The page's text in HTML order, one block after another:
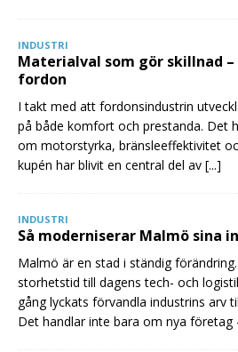
INDUSTRI
Materialval som gör skillnad
fordon
I takt med att fordonsindustrin
på både komfort och prestanda. Det
om motorstyrka, bränsleeffektivitet
kupén har blivit en central del av [...]
INDUSTRI
Så moderniserar Malmö sina
Malmö är en stad i ständig
storhetstid till dagens tech- och
gång lyckats förvandla industrins arv
Det handlar inte bara om nya företag